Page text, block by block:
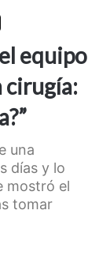
equipo
cirugía:
una
días y lo
mostró el
tomar